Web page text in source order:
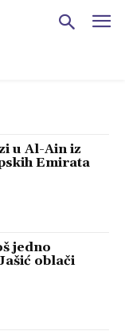
u Al-Ain iz
Emirata
jedno
oblači